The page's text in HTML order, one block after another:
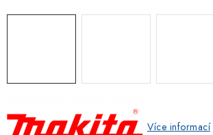
Více informací